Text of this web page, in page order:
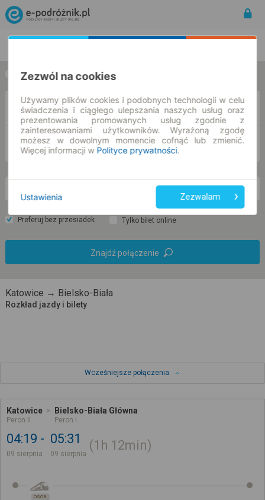
w jedną stronę w obie strony
DO
Preferuj bez przesiadek Tylko bilet online
Znajdź połączenie
Katowice → Bielsko-Biała
Rozkład jazdy i bilety
Wcześniejsze połączenia
Katowice
Peron II
Bielsko-Biała Główna
Peron I
04:19
09 sierpnia
05:31
09 sierpnia
1h 12min
OSOB.
Zezwól na cookies
Używamy plików cookies i podobnych technologii w celu
świadczenia i ciągłego ulepszania naszych usług oraz
prezentowania promowanych usług zgodnie z
zainteresowaniami użytkowników. Wyrażoną zgodę
możesz w dowolnym momencie cofnąć lub zmienić.
Więcej informacji w Polityce prywatności.
Ustawienia Zezwalam